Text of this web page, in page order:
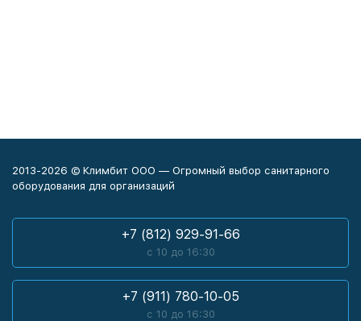
2013-2026 © Климбит ООО — Огромный выбор санитарного
оборудования для организаций
+7 (812) 929-91-66
с 10 до 16:30
+7 (911) 780-10-05
с 10 до 16:30